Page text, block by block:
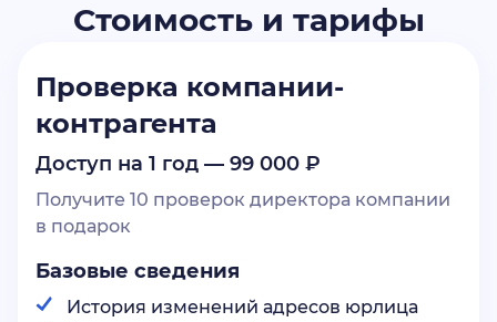
Стоимость и тарифы
Проверка компании-
контрагента
Доступ на 1 год — 99 000 ₽
Получите 10 проверок директора компании
в подарок
Базовые сведения
История изменений адресов юрлица